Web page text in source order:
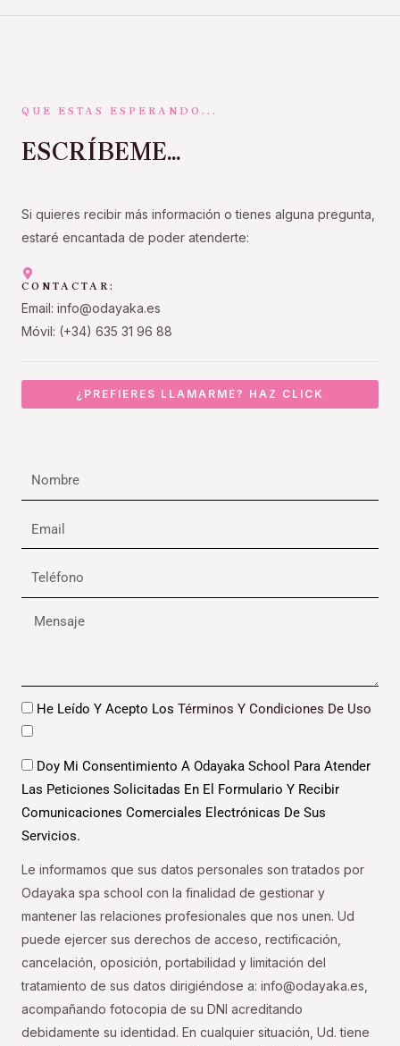
QUE ESTAS ESPERANDO...
ESCRÍBEME...
Si quieres recibir más información o tienes alguna pregunta,
estaré encantada de poder atenderte:
CONTACTAR:
Email: info@odayaka.es
Móvil: (+34) 635 31 96 88
¿PREFIERES LLAMARME? HAZ CLICK
Nombre
Email
Teléfono
Mensaje
DatosHe Leído Y Acepto Los Términos Y Condiciones De Uso
DatosDoy Mi Consentimiento A Odayaka School Para Atender
Las Peticiones Solicitadas En El Formulario Y Recibir
Comunicaciones Comerciales Electrónicas De Sus
Servicios.
Le informamos que sus datos personales son tratados por
Odayaka spa school con la finalidad de gestionar y
mantener las relaciones profesionales que nos unen. Ud
puede ejercer sus derechos de acceso, rectificación,
cancelación, oposición, portabilidad y limitación del
tratamiento de sus datos dirigiéndose a: info@odayaka.es,
acompañando fotocopia de su DNI acreditando
debidamente su identidad. En cualquier situación, Ud. tiene